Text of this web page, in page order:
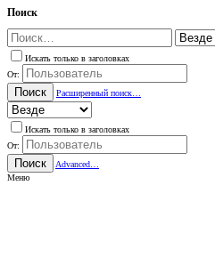
Поиск
Искать только в заголовках
От:
Поиск Расширенный поиск…
Искать только в заголовках
От:
Поиск
Advanced…
Меню